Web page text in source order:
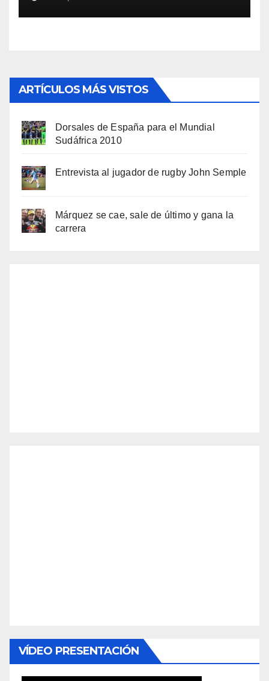
ARTÍCULOS MÁS VISTOS
Dorsales de España para el Mundial
Sudáfrica 2010
Entrevista al jugador de rugby John Semple
Márquez se cae, sale de último y gana la
carrera
VÍDEO PRESENTACIÓN